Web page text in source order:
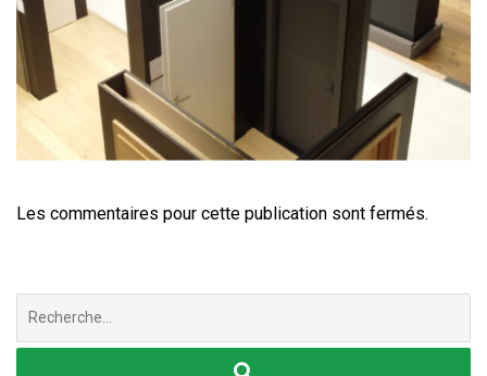
Les commentaires pour cette publication sont fermés.